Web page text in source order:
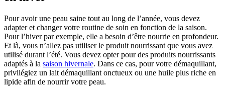
Pour avoir une peau saine tout au long de l’année, vous devez
adapter et changer votre routine de soin en fonction de la saison.
Pour l’hiver par exemple, elle a besoin d’être nourrie en profondeur.
Et là, vous n’allez pas utiliser le produit nourrissant que vous avez
utilisé durant l’été. Vous devez opter pour des produits nourrissants
adaptés à la saison hivernale. Dans ce cas, pour votre démaquillant,
privilégiez un lait démaquillant onctueux ou une huile plus riche en
lipide afin de nourrir votre peau.